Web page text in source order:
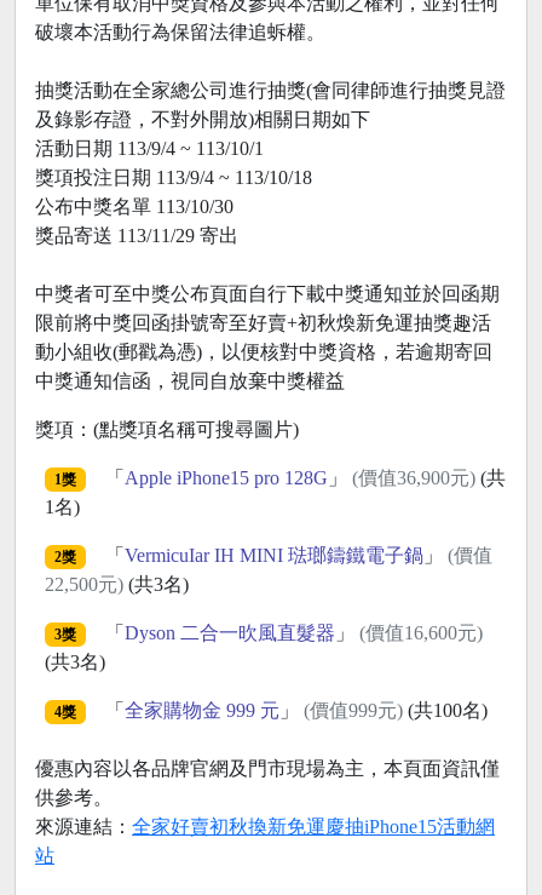
破壞本活動行為保留法律追蚸權。
抽獎活動在全家總公司進行抽獎(會同律師進行抽獎見證
及錄影存證，不對外開放)相關日期如下
活動日期 113/9/4 ~ 113/10/1
獎項投注日期 113/9/4 ~ 113/10/18
公布中獎名單 113/10/30
獎品寄送 113/11/29 寄出
中獎者可至中獎公布頁面自行下載中獎通知並於回函期
限前將中獎回函掛號寄至好賣+初秋煥新免運抽獎趣活
動小組收(郵戳為憑)，以便核對中獎資格，若逾期寄回
中獎通知信函，視同自放棄中獎權益
獎項：(點獎項名稱可搜尋圖片)
1獎 「 Apple iPhone15 pro 128G 」 (價值36,900元)(共
1名)
2獎 「 VermicuIar IH MINI 琺瑯鑄鐵電子鍋」 (價值
22,500元) (共3名)
3獎 「 Dyson 二合一欥風直髮器 」 (價值16,600元)
(共3名)
4獎 「 全家購物金 999 元 」 (價值999元)(共100名)
優惠內容以各品牌官網及門市現場為主，本頁面資訊僅
供參考。
來源連結： 全家好賣初秋換新免運慶抽iPhone15活動網
站